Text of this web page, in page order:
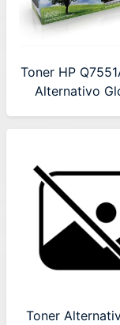
Toner HP
Alternativo
Toner